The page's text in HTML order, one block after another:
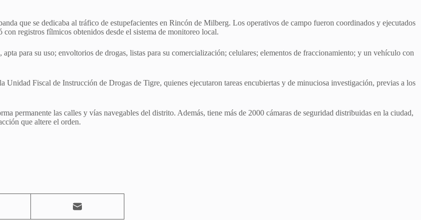
que se dedicaba al tráfico de estupefacientes en Rincón de Milberg. Los operativos de campo fueron coordinados y ejecutados
registros fílmicos obtenidos desde el sistema de monitoreo local.
para su uso; envoltorios de drogas, listas para su comercialización; celulares; elementos de fraccionamiento; y un vehículo con
Fiscal de Instrucción de Drogas de Tigre, quienes ejecutaron tareas encubiertas y de minuciosa investigación, previas a los
permanente las calles y vías navegables del distrito. Además, tiene más de 2000 cámaras de seguridad distribuidas en la ciudad,
que altere el orden.